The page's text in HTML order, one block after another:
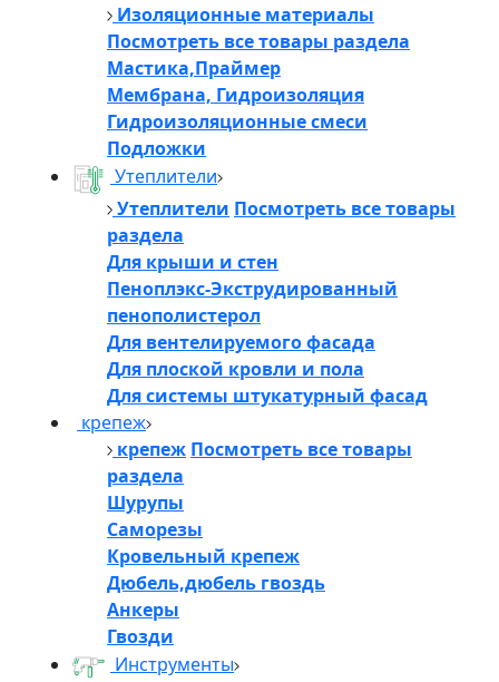
Изоляционные материалы
Посмотреть все товары раздела
Мастика,Праймер
Мембрана, Гидроизоляция
Гидроизоляционные смеси
Подложки
Утеплители
Утеплители Посмотреть все товары
раздела
Для крыши и стен
Пеноплэкс-Экструдированный
пенополистерол
Для вентелируемого фасада
Для плоской кровли и пола
Для системы штукатурный фасад
крепеж
крепеж Посмотреть все товары
раздела
Шурупы
Саморезы
Кровельный крепеж
Дюбель,дюбель гвоздь
Анкеры
Гвозди
Инструменты